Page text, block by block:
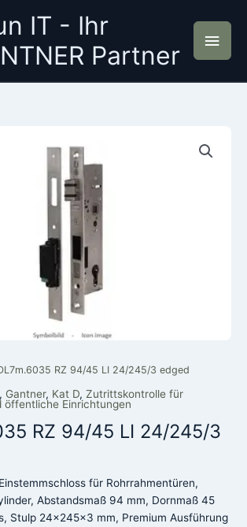
IT - Ihr
Partner
RZ 94/45 LI 24/245/3 edged
, Gantner, Kat D, Zutrittskontrolle für
öffentliche Einrichtungen
RZ 94/45 LI 24/245/3
für Rohrrahmentüren,
Abstandsmaß 94 mm, Dornmaß 45
Stulp 24x245x3 mm, Premium Ausführung